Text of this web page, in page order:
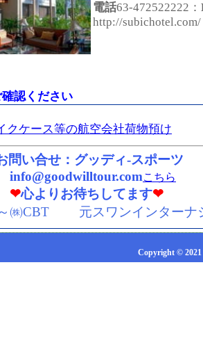
電話63-472522222：
http://subichotel.com/
確認ください
クケース等の航空会社荷物預け
問い合せ：グッディ-スポーツ
こちら
❤心よりお待ちしてます❤
～㈱CBT 元スワンインターナ
Copyright © 2021